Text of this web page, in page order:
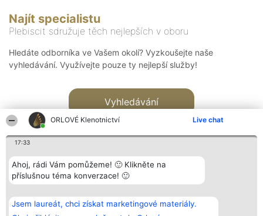
ORLOVÉ Klenotnictví Live chat
17:33
Ahoj, rádi Vám pomůžeme! 🙂 Klikněte na
příslušnou téma konverzace! 🙂
Jsem laureát, chci získat marketingové materiály.
Najít specialistu
Plebiscit sdružuje těch nejlepších v oboru
Hledáte odborníka ve Vašem okolí? Vyzkoušejte naše
vyhledávání. Využívejte pouze ty nejlepší služby!
Vyhledávání
Bright Side Solutions sp. z o.
o. sp. k.
ul. Ruska 22
Vítězové
Seznam všech
laureátů
Kontakt